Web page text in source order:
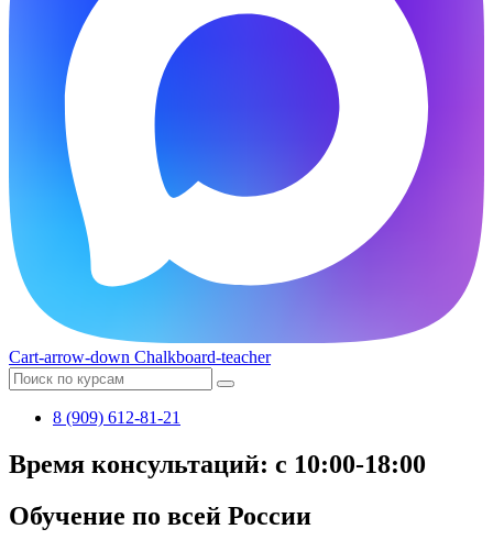
Cart-arrow-down Chalkboard-teacher
8 (909) 612-81-21
Время консультаций: с 10:00-18:00
Обучение по всей России